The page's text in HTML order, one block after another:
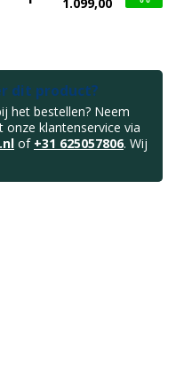
dit product?
het bestellen? Neem
klantenservice via
of +31 625057806. Wij